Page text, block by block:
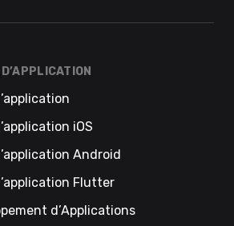
iOS
Android
Flutter
d’Applications